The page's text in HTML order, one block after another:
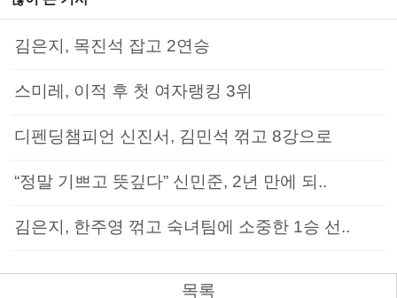
김은지, 목진석 잡고 2연승
스미레, 이적 후 첫 여자랭킹 3위
디펜딩챔피언 신진서, 김민석 꺾고 8강으로
“정말 기쁘고 뜻깊다” 신민준, 2년 만에 되..
김은지, 한주영 꺾고 숙녀팀에 소중한 1승 선..
목록